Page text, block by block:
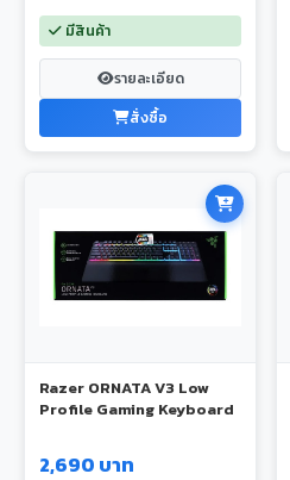
มีสินค้า
รายละเอียด
สั่งซื้อ
Razer ORNATA V3 Low
Profile Gaming Keyboard
2,690 บาท